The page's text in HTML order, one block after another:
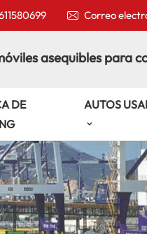
Correo
asequibles para
DE
AUTOS